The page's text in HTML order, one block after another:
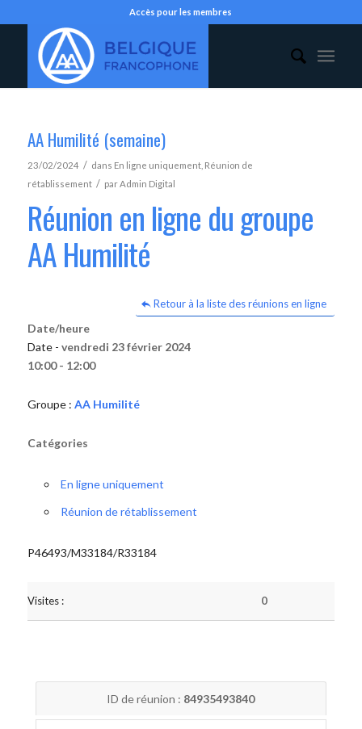
Accès pour les membres
AA Humilité (semaine)
23/02/2024 / dans En ligne uniquement, Réunion de
rétablissement / parAdmin Digital
Réunion en ligne du groupe
AA Humilité
Retour à la liste des réunions en ligne
Date/heure
Date - vendredi 23 février 2024
10:00 - 12:00
Groupe : AA Humilité
Catégories
En ligne uniquement
Réunion de rétablissement
P46493/M33184/R33184
Visites : 0
ID de réunion : 84935493840